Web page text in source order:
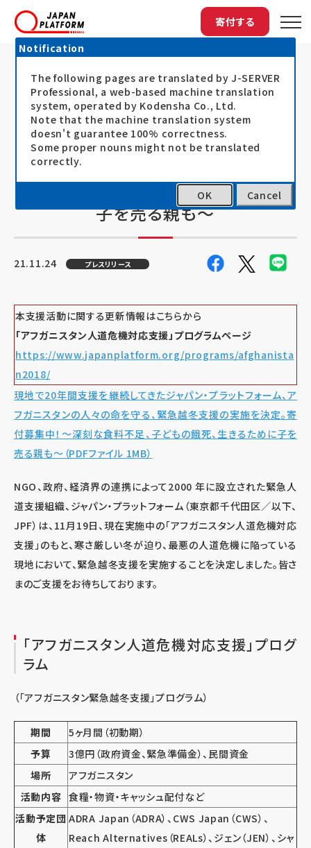
寄付する
トップ 最新情報 現地で20年間支援を継続してきたジャパン...
現地で20年間支援を継続してきたジ
ャパン・プラットフォーム、アフガニスタ
ンの人々の命を守る、緊急越冬支援の
実施を決定。寄付募集中！～深刻な食
料不足、子どもの餓死、生きるために
子を売る親も～
21.11.24 プレスリリース
本支援活動に関する更新情報はこちらから
「アフガニスタン人道危機対応支援」プログラムページ
https://www.japanplatform.org/programs/afghanista
n2018/
現地で20年間支援を継続してきたジャパン・プラットフォーム、ア
フガニスタンの人々の命を守る、緊急越冬支援の実施を決定。寄
付募集中！～深刻な食料不足、子どもの餓死、生きるために子を
売る親も～（PDFファイル 1MB）
NGO、政府、経済界の連携によって2000 年に設立された緊急人
道支援組織、ジャパン・プラットフォーム（東京都千代田区／以下、
JPF）は、11月19日、現在実施中の「アフガニスタン人道危機対応
支援」のもと、寒さ厳しい冬が迫り、最悪の人道危機に陥っている
現地において、緊急越冬支援を実施することを決定しました。皆さ
まのご支援をお待ちしております。
「アフガニスタン人道危機対応支援」プログ
ラム
（「アフガニスタン緊急越冬支援」プログラム）
期間
5ヶ月間（初動期）
予算
3億円（政府資金、緊急準備金）、民間資金
場所
アフガニスタン
活動内容 食糧・物資・キャッシュ配付など
活動予定団
体
ADRA Japan（ADRA）、CWS Japan（CWS）、
Reach Alternatives（REALs）、ジェン（JEN）、シャ
Notification
The following pages are translated by J-SERVER
Professional, a web-based machine translation
system, operated by Kodensha Co., Ltd.
Note that the machine translation system
doesn't guarantee 100% correctness.
Some proper nouns might not be translated
correctly.
OK Cancel